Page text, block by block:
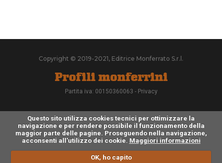
Copyright © 2019-2021, Editrice Monferrato S.r.l.
Partita iva: 00150360063 - Privacy
Questo sito utilizza cookies tecnici per ottimizzare la
navigazione e per rendere possibile il funzionamento della
maggior parte delle pagine. Proseguendo nella navigazione,
acconsenti all'utilizzo dei cookie. Maggiori informazioni
OK, ho capito